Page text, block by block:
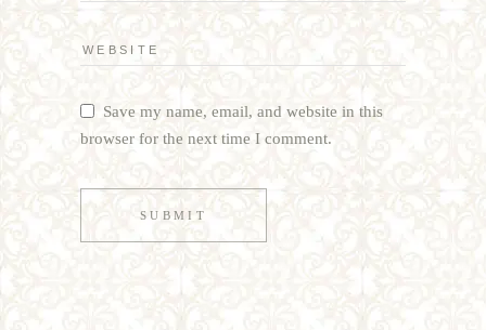
Save my name, email, and website in this
browser for the next time I comment.
SUBMIT